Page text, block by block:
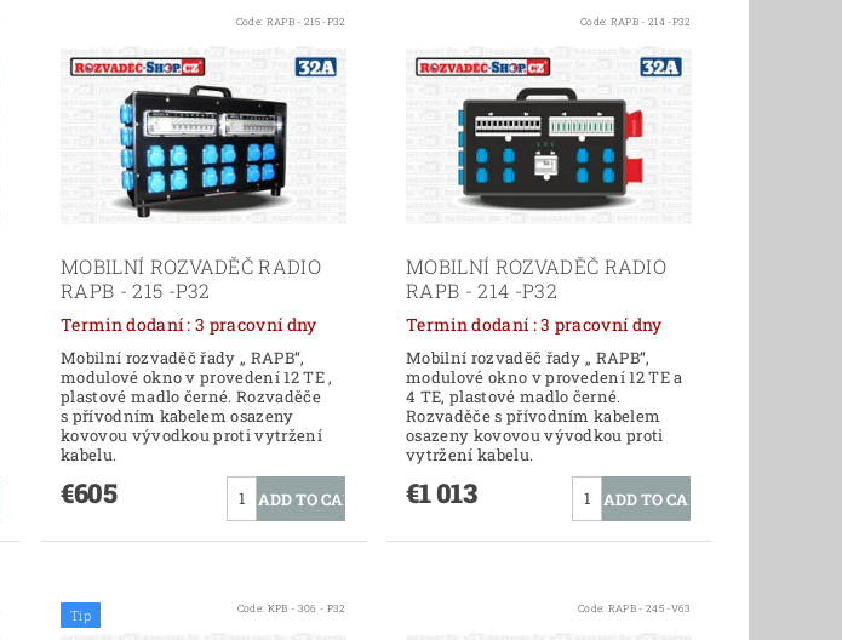
Code: RAPB - 215 -P32
MOBILNÍ ROZVADĚČ RADIO
RAPB - 215 -P32
Termin dodaní : 3 pracovní dny
Mobilní rozvaděč řady „ RAPB“,
modulové okno v provedení 12 TE ,
plastové madlo černé. Rozvaděče
s přívodním kabelem osazeny
kovovou vývodkou proti vytržení
kabelu.
€605
Code: RAPB - 214 -P32
MOBILNÍ ROZVADĚČ RADIO
RAPB - 214 -P32
Termin dodaní : 3 pracovní dny
Mobilní rozvaděč řady „ RAPB“,
modulové okno v provedení 12 TE a
4 TE, plastové madlo černé.
Rozvaděče s přívodním kabelem
osazeny kovovou vývodkou proti
vytržení kabelu.
€1 013
Tip Code: KPB - 306 - P32 Code: RAPB - 245 -V63